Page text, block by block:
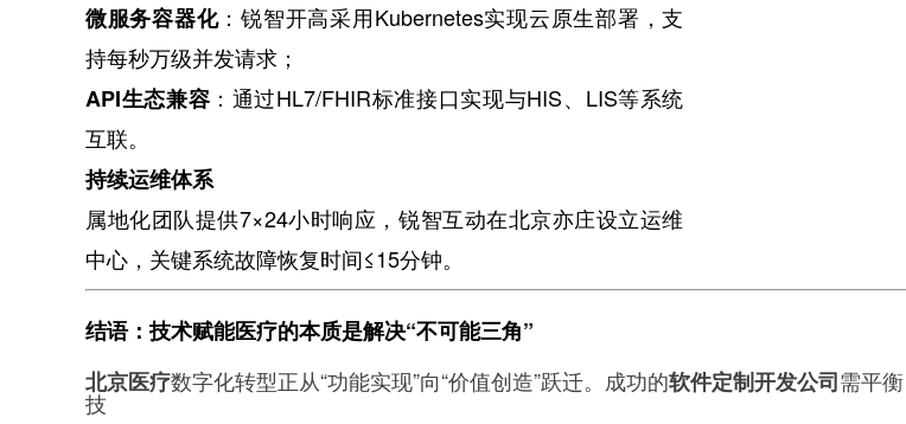
微服务容器化：锐智开高采用Kubernetes实现云原生部署，支
持每秒万级并发请求；
API生态兼容 ：通过HL7/FHIR标准接口实现与HIS、LIS等系统
互联。
持续运维体系
属地化团队提供7×24小时响应，锐智互动在北京亦庄设立运维
中心，关键系统故障恢复时间≤15分钟。
结语：技术赋能医疗的本质是解决“不可能三角”
北京医疗数字化转型正从“功能实现”向“价值创造”跃迁。成功的软件定制开发公司需平衡
技